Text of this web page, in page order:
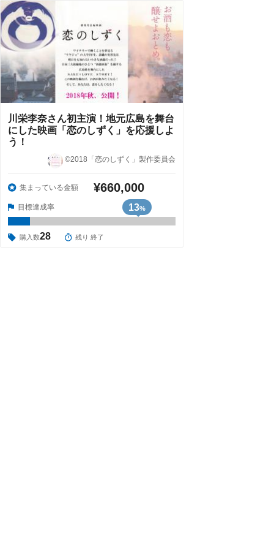
川栄李奈さん初主演！地元広島を舞台
にした映画「恋のしずく」を応援しよ
う！
©️2018「恋のしずく」製作委員会
集まっている金額 ¥660,000
目標達成率 13%
購入数28 残り 終了